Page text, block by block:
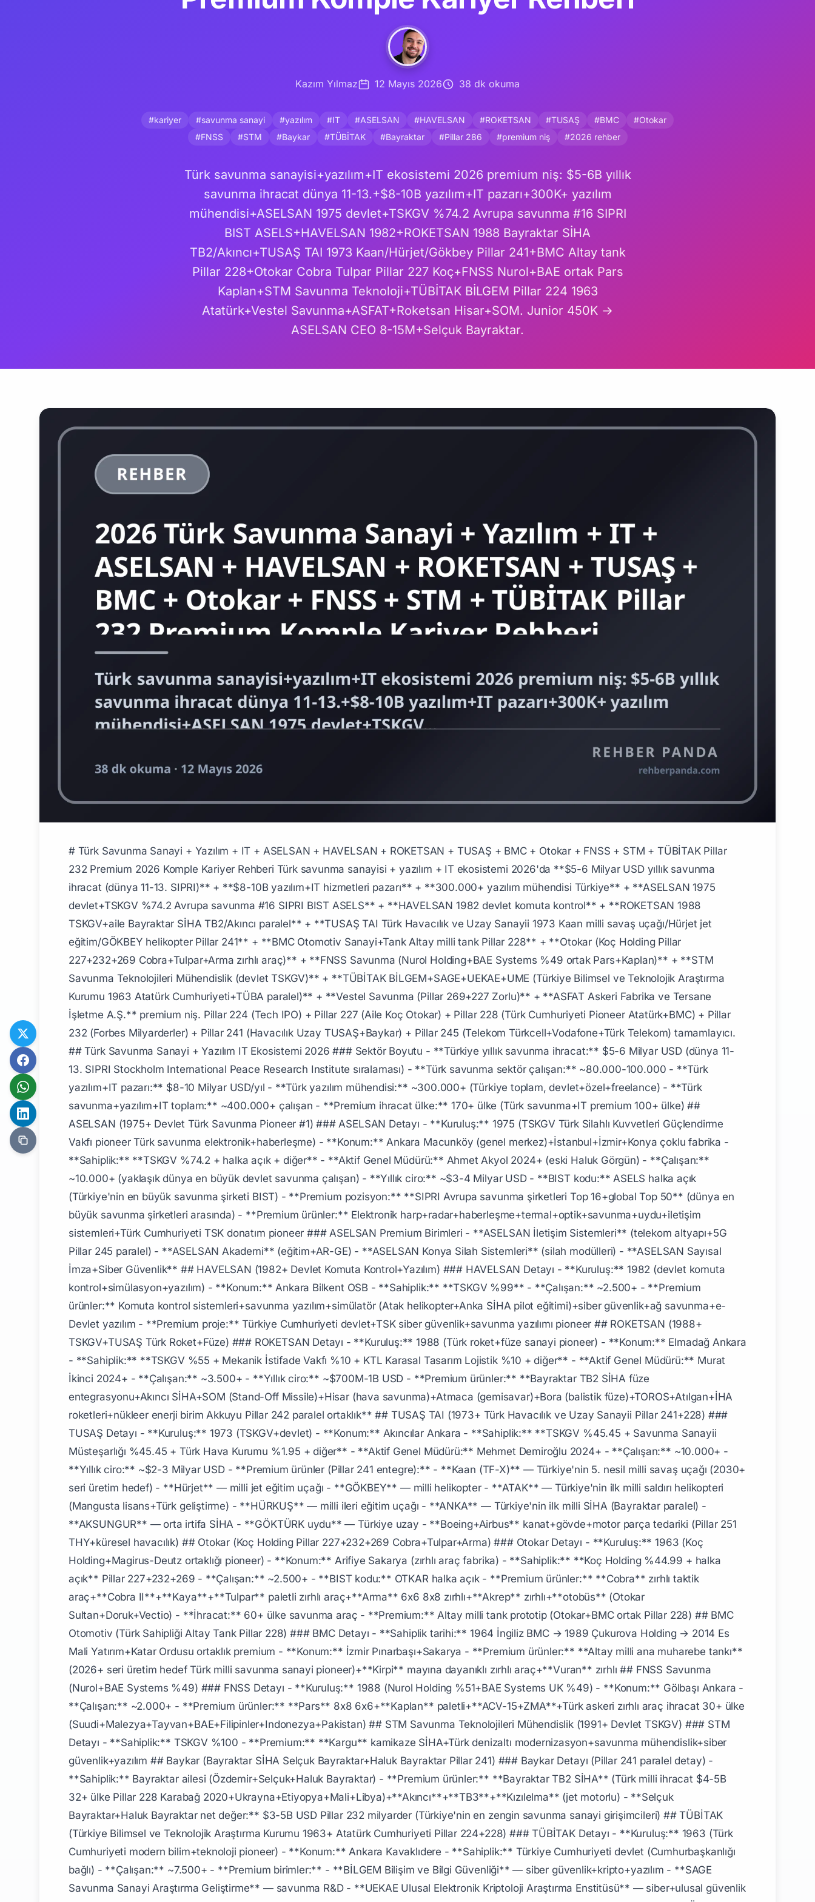
Kazım Yılmaz 12 Mayıs 2026 38 dk okuma
#kariyer #savunma sanayi #yazılım #IT #ASELSAN #HAVELSAN #ROKETSAN #TUSAŞ #BMC
#Otokar
#FNSS
#STM #Baykar #TÜBİTAK #Bayraktar #Pillar 286 #premium niş #2026 rehber
Türk savunma sanayisi+yazılım+IT ekosistemi 2026 premium niş: $5-6B yıllık
savunma ihracat dünya 11-13.+$8-10B yazılım+IT pazarı+300K+ yazılım
mühendisi+ASELSAN 1975 devlet+TSKGV %74.2 Avrupa savunma #16 SIPRI
BIST ASELS+HAVELSAN 1982+ROKETSAN 1988 Bayraktar SİHA
TB2/Akıncı+TUSAŞ TAI 1973 Kaan/Hürjet/Gökbey Pillar 241+BMC Altay tank
Pillar 228+Otokar Cobra Tulpar Pillar 227 Koç+FNSS Nurol+BAE ortak Pars
Kaplan+STM Savunma Teknoloji+TÜBİTAK BİLGEM Pillar 224 1963
Atatürk+Vestel Savunma+ASFAT+Roketsan Hisar+SOM. Junior 450K →
ASELSAN CEO 8-15M+Selçuk Bayraktar.
# Türk Savunma Sanayi + Yazılım + IT + ASELSAN + HAVELSAN + ROKETSAN + TUSAŞ + BMC + Otokar + FNSS + STM + TÜBİTAK Pillar 232 Premium 2026 Komple Kariyer Rehberi Türk savunma sanayisi + yazılım + IT ekosistemi 2026'da **$5-6 Milyar USD yıllık savunma ihracat (dünya 11-13. SIPRI)** + **$8-10B yazılım+IT hizmetleri pazarı** + **300.000+ yazılım mühendisi Türkiye** + **ASELSAN 1975 devlet+TSKGV %74.2 Avrupa savunma #16 SIPRI BIST ASELS** + **HAVELSAN 1982 devlet komuta kontrol** + **ROKETSAN 1988 TSKGV+aile Bayraktar SİHA TB2/Akıncı paralel** + **TUSAŞ TAI Türk Havacılık ve Uzay Sanayii 1973 Kaan milli savaş uçağı/Hürjet jet eğitim/GÖKBEY helikopter Pillar 241** + **BMC Otomotiv Sanayi+Tank Altay milli tank Pillar 228** + **Otokar (Koç Holding Pillar 227+232+269 Cobra+Tulpar+Arma zırhlı araç)** + **FNSS Savunma (Nurol Holding+BAE Systems %49 ortak Pars+Kaplan)** + **STM Savunma Teknolojileri Mühendislik (devlet TSKGV)** + **TÜBİTAK BİLGEM+SAGE+UEKAE+UME (Türkiye Bilimsel ve Teknolojik Araştırma Kurumu 1963 Atatürk Cumhuriyeti+TÜBA paralel)** + **Vestel Savunma (Pillar 269+227 Zorlu)** + **ASFAT Askeri Fabrika ve Tersane İşletme A.Ş.** premium niş. Pillar 224 (Tech IPO) + Pillar 227 (Aile Koç Otokar) + Pillar 228 (Türk Cumhuriyeti Pioneer Atatürk+BMC) + Pillar 232 (Forbes Milyarderler) + Pillar 241 (Havacılık Uzay TUSAŞ+Baykar) + Pillar 245 (Telekom Türkcell+Vodafone+Türk Telekom) tamamlayıcı. ## Türk Savunma Sanayi + Yazılım IT Ekosistemi 2026 ### Sektör Boyutu - **Türkiye yıllık savunma ihracat:** $5-6 Milyar USD (dünya 11-13. SIPRI Stockholm International Peace Research Institute sıralaması) - **Türk savunma sektör çalışan:** ~80.000-100.000 - **Türk yazılım+IT pazarı:** $8-10 Milyar USD/yıl - **Türk yazılım mühendisi:** ~300.000+ (Türkiye toplam, devlet+özel+freelance) - **Türk savunma+yazılım+IT toplam:** ~400.000+ çalışan - **Premium ihracat ülke:** 170+ ülke (Türk savunma+IT premium 100+ ülke) ## ASELSAN (1975+ Devlet Türk Savunma Pioneer #1) ### ASELSAN Detayı - **Kuruluş:** 1975 (TSKGV Türk Silahlı Kuvvetleri Güçlendirme Vakfı pioneer Türk savunma elektronik+haberleşme) - **Konum:** Ankara Macunköy (genel merkez)+İstanbul+İzmir+Konya çoklu fabrika - **Sahiplik:** **TSKGV %74.2 + halka açık + diğer** - **Aktif Genel Müdürü:** Ahmet Akyol 2024+ (eski Haluk Görgün) - **Çalışan:** ~10.000+ (yaklaşık dünya en büyük devlet savunma çalışan) - **Yıllık ciro:** ~$3-4 Milyar USD - **BIST kodu:** ASELS halka açık (Türkiye'nin en büyük savunma şirketi BIST) - **Premium pozisyon:** **SIPRI Avrupa savunma şirketleri Top 16+global Top 50** (dünya en büyük savunma şirketleri arasında) - **Premium ürünler:** Elektronik harp+radar+haberleşme+termal+optik+savunma+uydu+iletişim sistemleri+Türk Cumhuriyeti TSK donatım pioneer ### ASELSAN Premium Birimleri - **ASELSAN İletişim Sistemleri** (telekom altyapı+5G Pillar 245 paralel) - **ASELSAN Akademi** (eğitim+AR-GE) - **ASELSAN Konya Silah Sistemleri** (silah modülleri) - **ASELSAN Sayısal İmza+Siber Güvenlik** ## HAVELSAN (1982+ Devlet Komuta Kontrol+Yazılım) ### HAVELSAN Detayı - **Kuruluş:** 1982 (devlet komuta kontrol+simülasyon+yazılım) - **Konum:** Ankara Bilkent OSB - **Sahiplik:** **TSKGV %99** - **Çalışan:** ~2.500+ - **Premium ürünler:** Komuta kontrol sistemleri+savunma yazılım+simülatör (Atak helikopter+Anka SİHA pilot eğitimi)+siber güvenlik+ağ savunma+e-Devlet yazılım - **Premium proje:** Türkiye Cumhuriyeti devlet+TSK siber güvenlik+savunma yazılımı pioneer ## ROKETSAN (1988+ TSKGV+TUSAŞ Türk Roket+Füze) ### ROKETSAN Detayı - **Kuruluş:** 1988 (Türk roket+füze sanayi pioneer) - **Konum:** Elmadağ Ankara - **Sahiplik:** **TSKGV %55 + Mekanik İstifade Vakfı %10 + KTL Karasal Tasarım Lojistik %10 + diğer** - **Aktif Genel Müdürü:** Murat İkinci 2024+ - **Çalışan:** ~3.500+ - **Yıllık ciro:** ~$700M-1B USD - **Premium ürünler:** **Bayraktar TB2 SİHA füze entegrasyonu+Akıncı SİHA+SOM (Stand-Off Missile)+Hisar (hava savunma)+Atmaca (gemisavar)+Bora (balistik füze)+TOROS+Atılgan+İHA roketleri+nükleer enerji birim Akkuyu Pillar 242 paralel ortaklık** ## TUSAŞ TAI (1973+ Türk Havacılık ve Uzay Sanayii Pillar 241+228) ### TUSAŞ Detayı - **Kuruluş:** 1973 (TSKGV+devlet) - **Konum:** Akıncılar Ankara - **Sahiplik:** **TSKGV %45.45 + Savunma Sanayii Müsteşarlığı %45.45 + Türk Hava Kurumu %1.95 + diğer** - **Aktif Genel Müdürü:** Mehmet Demiroğlu 2024+ - **Çalışan:** ~10.000+ - **Yıllık ciro:** ~$2-3 Milyar USD - **Premium ürünler (Pillar 241 entegre):** - **Kaan (TF-X)** — Türkiye'nin 5. nesil milli savaş uçağı (2030+ seri üretim hedef) - **Hürjet** — milli jet eğitim uçağı - **GÖKBEY** — milli helikopter - **ATAK** — Türkiye'nin ilk milli saldırı helikopteri (Mangusta lisans+Türk geliştirme) - **HÜRKUŞ** — milli ileri eğitim uçağı - **ANKA** — Türkiye'nin ilk milli SİHA (Bayraktar paralel) - **AKSUNGUR** — orta irtifa SİHA - **GÖKTÜRK uydu** — Türkiye uzay - **Boeing+Airbus** kanat+gövde+motor parça tedariki (Pillar 251 THY+küresel havacılık) ## Otokar (Koç Holding Pillar 227+232+269 Cobra+Tulpar+Arma) ### Otokar Detayı - **Kuruluş:** 1963 (Koç Holding+Magirus-Deutz ortaklığı pioneer) - **Konum:** Arifiye Sakarya (zırhlı araç fabrika) - **Sahiplik:** **Koç Holding %44.99 + halka açık** Pillar 227+232+269 - **Çalışan:** ~2.500+ - **BIST kodu:** OTKAR halka açık - **Premium ürünler:** **Cobra** zırhlı taktik araç+**Cobra II**+**Kaya**+**Tulpar** paletli zırhlı araç+**Arma** 6x6 8x8 zırhlı+**Akrep** zırhlı+**otobüs** (Otokar Sultan+Doruk+Vectio) - **İhracat:** 60+ ülke savunma araç - **Premium:** Altay milli tank prototip (Otokar+BMC ortak Pillar 228) ## BMC Otomotiv (Türk Sahipliği Altay Tank Pillar 228) ### BMC Detayı - **Sahiplik tarihi:** 1964 İngiliz BMC → 1989 Çukurova Holding → 2014 Es Mali Yatırım+Katar Ordusu ortaklık premium - **Konum:** İzmir Pınarbaşı+Sakarya - **Premium ürünler:** **Altay milli ana muharebe tankı** (2026+ seri üretim hedef Türk milli savunma sanayi pioneer)+**Kirpi** mayına dayanıklı zırhlı araç+**Vuran** zırhlı ## FNSS Savunma (Nurol+BAE Systems %49) ### FNSS Detayı - **Kuruluş:** 1988 (Nurol Holding %51+BAE Systems UK %49) - **Konum:** Gölbaşı Ankara - **Çalışan:** ~2.000+ - **Premium ürünler:** **Pars** 8x8 6x6+**Kaplan** paletli+**ACV-15+ZMA**+Türk askeri zırhlı araç ihracat 30+ ülke (Suudi+Malezya+Tayvan+BAE+Filipinler+Indonezya+Pakistan) ## STM Savunma Teknolojileri Mühendislik (1991+ Devlet TSKGV) ### STM Detayı - **Sahiplik:** TSKGV %100 - **Premium:** **Kargu** kamikaze SİHA+Türk denizaltı modernizasyon+savunma mühendislik+siber güvenlik+yazılım ## Baykar (Bayraktar SİHA Selçuk Bayraktar+Haluk Bayraktar Pillar 241) ### Baykar Detayı (Pillar 241 paralel detay) - **Sahiplik:** Bayraktar ailesi (Özdemir+Selçuk+Haluk Bayraktar) - **Premium ürünler:** **Bayraktar TB2 SİHA** (Türk milli ihracat $4-5B 32+ ülke Pillar 228 Karabağ 2020+Ukrayna+Etiyopya+Mali+Libya)+**Akıncı**+**TB3**+**Kızılelma** (jet motorlu) - **Selçuk Bayraktar+Haluk Bayraktar net değer:** $3-5B USD Pillar 232 milyarder (Türkiye'nin en zengin savunma sanayi girişimcileri) ## TÜBİTAK (Türkiye Bilimsel ve Teknolojik Araştırma Kurumu 1963+ Atatürk Cumhuriyeti Pillar 224+228) ### TÜBİTAK Detayı - **Kuruluş:** 1963 (Türk Cumhuriyeti modern bilim+teknoloji pioneer) - **Konum:** Ankara Kavaklıdere - **Sahiplik:** Türkiye Cumhuriyeti devlet (Cumhurbaşkanlığı bağlı) - **Çalışan:** ~7.500+ - **Premium birimler:** - **BİLGEM Bilişim ve Bilgi Güvenliği** — siber güvenlik+kripto+yazılım - **SAGE Savunma Sanayi Araştırma Geliştirme** — savunma R&D - **UEKAE Ulusal Elektronik Kriptoloji Araştırma Enstitüsü** — siber+ulusal güvenlik kripto - **UME Ulusal Metroloji Enstitüsü** — kalibrasyon+ölçüm standart - **MAM Marmara Araştırma Merkezi** — Gebze - **TÜBA** Türkiye Bilimler Akademisi paralel ### TÜBİTAK Premium Pozisyon - **Türkiye'nin en büyük devlet AR-GE+bilim+teknoloji kurumu** - **AR-GE destek+burs+bilim ödülü+TÜBİTAK 1001/1003/1505/2244/2236 proje desteği** - **Hangi Bayraktar SİHA+ASELSAN+TUSAŞ+ROKETSAN+HAVELSAN proje TÜBİTAK BİLGEM/SAGE/UEKAE ortak** ## Premium Türk Savunma+Yazılım Aileleri (Pillar 232 entegre) ### Aktif Premium (2026) - **Bayraktar ailesi (Baykar Pillar 241+228+232)** — Selçuk+Haluk+Özdemir Bayraktar $3-5 Milyar USD net değer milyarder Türk savunma sanayi #1 - **Vehbi Koç family (Otokar+TÜPRAŞ+Aygaz+Migros+Yapı Kredi Pillar 227+232+247+267+269+276+281+282+283 family $15-20B)** en zengin Türk - **Nurol Holding (FNSS %51+Nurol Bank+Nurol Müteahhitlik)** — Erol Aksoy aile Pillar 232 paralel - **Çukurova Holding (BMC 1989-2014)** — Pillar 232 eski - **Mehmet Cengiz Cengiz Holding (BMC kısmen)** — $2-3B Pillar 232+234+256+274 - **Yıldız Holding+Murat Ülker (Vestel Savunma paralel)** — Pillar 232+247+265+267+268 ### Tarihi Pioneer'lar - **Atatürk + TÜBİTAK kuruluş 1963** — Türk Cumhuriyeti modern bilim+teknoloji pioneer - **TSKGV Türk Silahlı Kuvvetleri Güçlendirme Vakfı** — 1987 kuruluş Türk savunma sanayisi devlet ortak vakıf pioneer (ASELSAN %74+ROKETSAN %55+TUSAŞ %45+HAVELSAN %99+STM %100) - **Vehbi Koç** — Otokar 1963 BMC ortak pioneer Türk modern otomotiv+zırhlı araç ## Premium Türk Üniversiteler — Savunma+Yazılım+IT Pipeline ### Lisans Premium - **İTÜ Bilgisayar+Endüstri+Makine+Havacılık+Uzay+Elektrik+Elektronik+Telekomünikasyon Mühendisliği** — premium #1 Türkiye - **ODTÜ Bilgisayar+Endüstri+Makine+Elektrik+Elektronik+Havacılık+Uzay** - **Bilkent Bilgisayar+Elektrik+Endüstri** premium - **Boğaziçi Bilgisayar+Elektrik+Elektronik** - **Hacettepe Bilgisayar+Elektrik+Yazılım** - **Sabancı Üniv Bilgisayar+Mekatronik+Elektronik** - **Koç Üniv Bilgisayar+Endüstri+Elektrik** ### Yurt Dışı Premium - **MIT Computer Science+Aeronautics+Astronautics** ABD premium #1 - **Stanford CS+Aero+Astro** - **Carnegie Mellon CS+Robotics** - **Caltech** - **TU Münih+Karlsruhe KIT+RWTH Aachen Almanya** - **Imperial College London+Cambridge+Oxford UK** ## Türk Savunma+Yazılım+IT Yol Haritası ### Adım 1: Lisans (Yıl 1-4, Yaş 18-2